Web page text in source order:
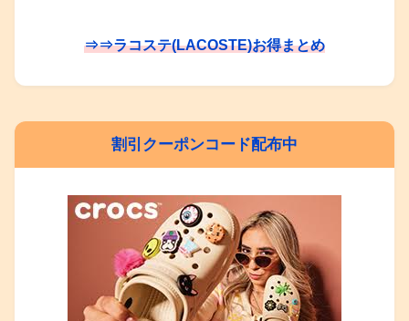
⇒⇒ラコステ(LACOSTE)お得まとめ
割引クーポンコード配布中